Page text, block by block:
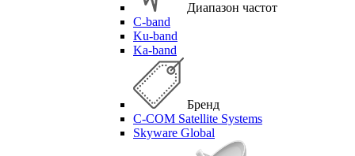
Диапазон частот
C-band
Ku-band
Ka-band
Бренд
C-COM Satellite Systems
Skyware Global